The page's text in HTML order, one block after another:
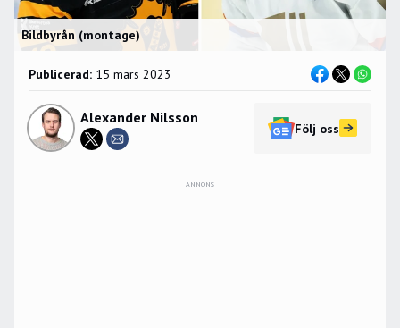
Bildbyrån (montage)
Publicerad: 15 mars 2023
Alexander Nilsson
Följ oss
ANNONS